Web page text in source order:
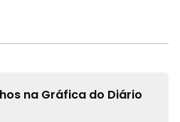
na Gráfica do Diário